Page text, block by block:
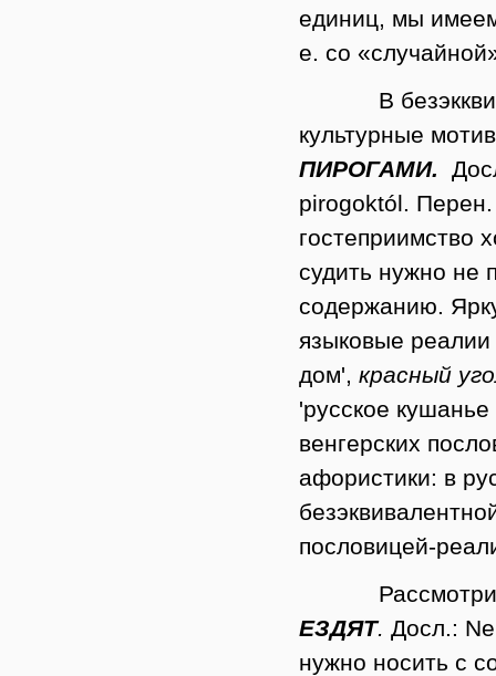
единиц, мы имеем
е. со
В
культурные
ПИРОГАМИ.
pirogoktól.
гостеприимство
судить нужно не
содержанию.
языковые реалии
дом', красный
'русское
венгерских
афористики: в
пословицей-
ЕЗДЯТ. Досл.:
нужно носить с